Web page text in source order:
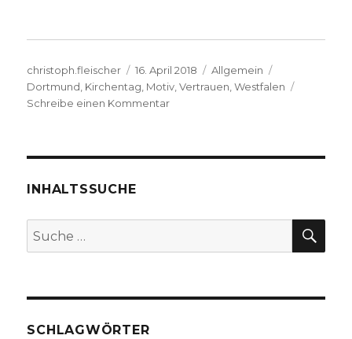
Autor
christoph.fleischer
Veröffentlicht
am
16. April 2018 Kategorien
Allgemein
Dortmund Kirchentag Motiv ,Vertrauen ,Westfalen
Schreibe einen Kommentarzu
Pressemitteilung
INHALTSSUCHE
Suche
nach:
SCHLAGWÖRTER